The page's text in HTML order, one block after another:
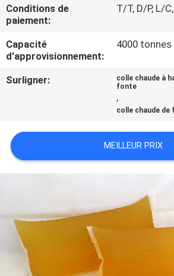
NOUVELLES
CAS
DEMANDEZ
PLAN
DU
POLITIQUE
DE
CONFIDENTIALITÉ
Conditions de
paiement:
T/T, D/P, L/
Capacité
d'approvisionnement:
4000
Surligner:
colle chaude à
fonte
,
colle chaude
MEILLEUR PRIX